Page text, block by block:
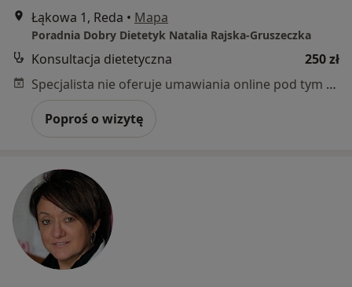
Łąkowa 1, Reda • Mapa
Poradnia Dobry Dietetyk Natalia Rajska-Gruszeczka
Konsultacja dietetyczna
250 zł
Specjalista nie oferuje umawiania online pod tym adresem.
Poproś o wizytę